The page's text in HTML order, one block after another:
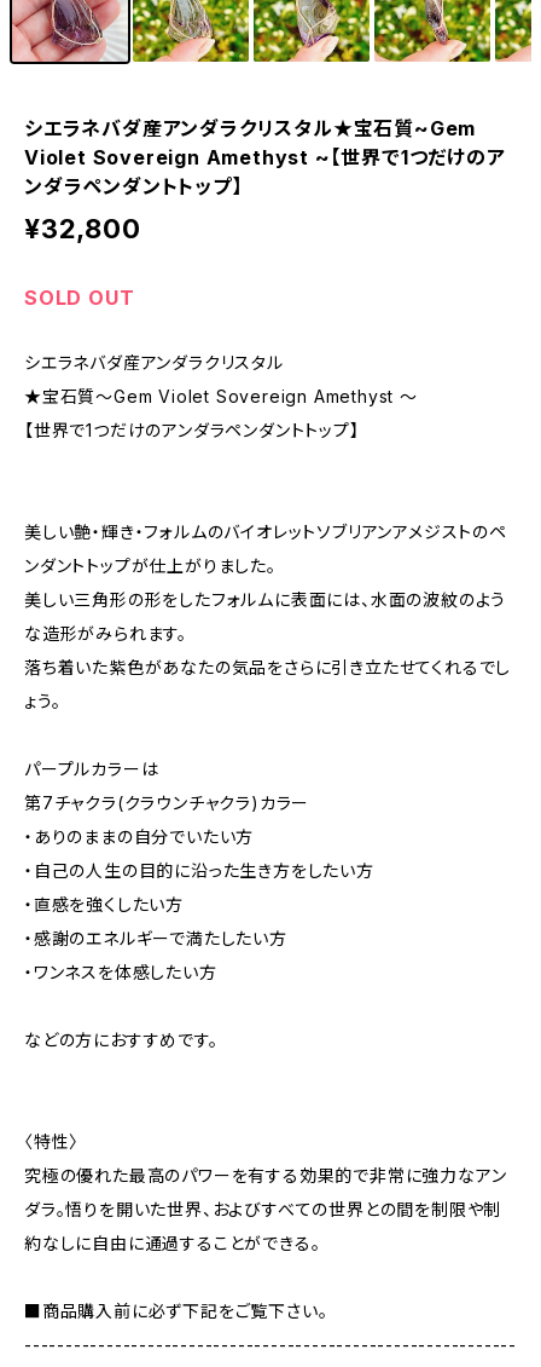
シエラネバダ産アンダラクリスタル★宝石質~Gem
Violet Sovereign Amethyst ~【世界で1つだけのア
ンダラペンダントトップ】
¥32,800
SOLD OUT
シエラネバダ産アンダラクリスタル
★宝石質～Gem Violet Sovereign Amethyst ～
【世界で1つだけのアンダラペンダントトップ】
美しい艶・輝き・フォルムのバイオレットソブリアンアメジストのペ
ンダントトップが仕上がりました。
美しい三角形の形をしたフォルムに表面には、水面の波紋のよう
な造形がみられます。
落ち着いた紫色があなたの気品をさらに引き立たせてくれるでし
ょう。
パープルカラーは
第7チャクラ(クラウンチャクラ)カラー
・ありのままの自分でいたい方
・自己の人生の目的に沿った生き方をしたい方
・直感を強くしたい方
・感謝のエネルギーで満たしたい方
・ワンネスを体感したい方
などの方におすすめです。
〈特性〉
究極の優れた最高のパワーを有する効果的で非常に強力なアン
ダラ。悟りを開いた世界、およびすべての世界との間を制限や制
約なしに自由に通過することができる。
■商品購入前に必ず下記をご覧下さい。
------------------------------------------------------------